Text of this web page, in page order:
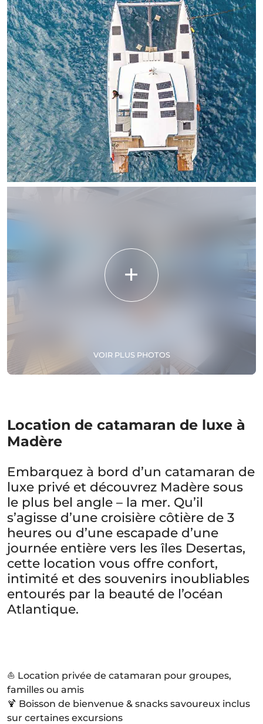
VOIR PLUS PHOTOS
Location de catamaran de luxe à
Madère
Embarquez à bord d’un catamaran de
luxe privé et découvrez Madère sous
le plus bel angle – la mer. Qu’il
s’agisse d’une croisière côtière de 3
heures ou d’une escapade d’une
journée entière vers les îles Desertas,
cette location vous offre confort,
intimité et des souvenirs inoubliables
entourés par la beauté de l’océan
Atlantique.
⛵ Location privée de catamaran pour groupes,
familles ou amis
🍹 Boisson de bienvenue & snacks savoureux inclus
sur certaines excursions